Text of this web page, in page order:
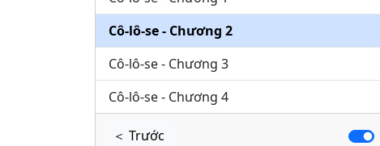
Cô-lô-se - Chương 2
Cô-lô-se - Chương 3
Cô-lô-se - Chương 4
＜ Trước